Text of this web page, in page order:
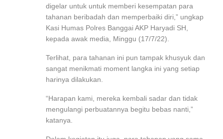
digelar untuk untuk memberi kesempatan para
tahanan beribadah dan memperbaiki diri,” ungkap
Kasi Humas Polres Banggai AKP Haryadi SH,
kepada awak media, Minggu (17/7/22).
Terlihat, para tahanan ini pun tampak khusyuk dan
sangat menikmati moment langka ini yang setiap
harinya dilakukan.
“Harapan kami, mereka kembali sadar dan tidak
mengulangi perbuatannya begitu bebas nanti,”
katanya.